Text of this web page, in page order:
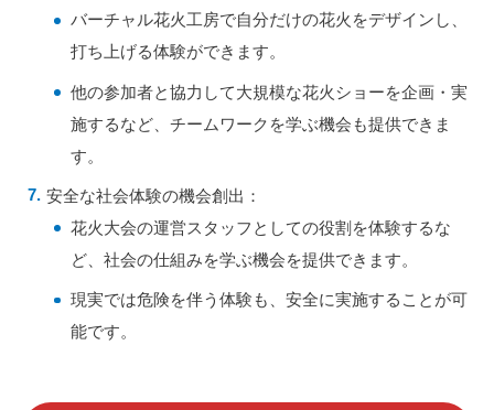
バーチャル花火工房で自分だけの花火をデザインし、
打ち上げる体験ができます。
他の参加者と協力して大規模な花火ショーを企画・実
施するなど、チームワークを学ぶ機会も提供できま
す。
安全な社会体験の機会創出：
花火大会の運営スタッフとしての役割を体験するな
ど、社会の仕組みを学ぶ機会を提供できます。
現実では危険を伴う体験も、安全に実施することが可
能です。